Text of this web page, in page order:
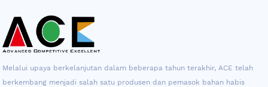
Melalui upaya berkelanjutan dalam beberapa tahun terakhir, ACE telah
berkembang menjadi salah satu produsen dan pemasok bahan habis